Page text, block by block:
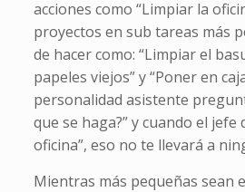
acciones como “Limpiar la
proyectos en sub tareas más
de hacer como: “Limpiar el
papeles viejos” y “Poner en
personalidad asistente
que se haga?” y cuando el jefe
oficina”, eso no te llevará a
Mientras más pequeñas sean